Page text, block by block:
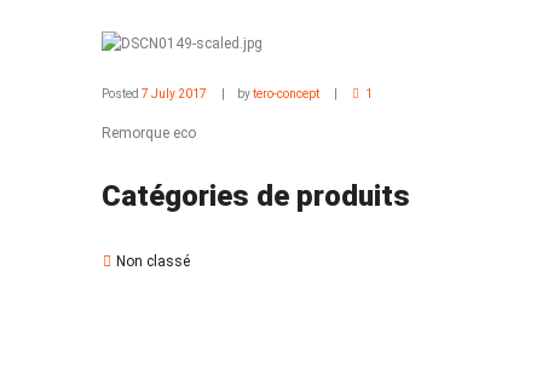
Posted 7 July 2017 bytero-concept 1
Remorque eco
Catégories de produits
Non classé